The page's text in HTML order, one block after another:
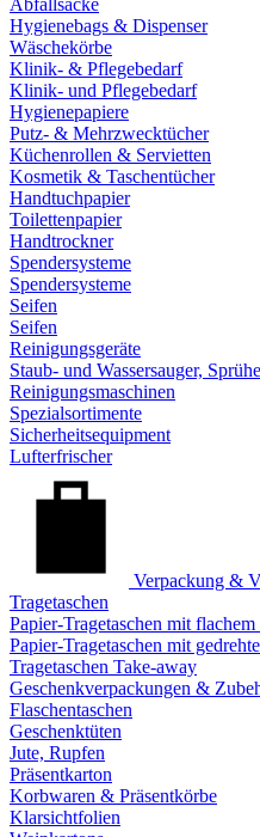
Abfallsäcke
Hygienebags & Dispenser
Wäschekörbe
Klinik- & Pflegebedarf
Klinik- und Pflegebedarf
Hygienepapiere
Putz- & Mehrzwecktücher
Küchenrollen & Servietten
Kosmetik & Taschentücher
Handtuchpapier
Toilettenpapier
Handtrockner
Spendersysteme
Spendersysteme
Seifen
Seifen
Reinigungsgeräte
Staub- und Wassersauger,
Reinigungsmaschinen
Spezialsortimente
Sicherheitsequipment
Lufterfrischer
Verpackung &
Tragetaschen
Papier-Tragetaschen mit
Papier-Tragetaschen mit
Tragetaschen Take-away
Geschenkverpackungen &
Flaschentaschen
Geschenktüten
Jute, Rupfen
Präsentkarton
Korbwaren & Präsentkörbe
Klarsichtfolien